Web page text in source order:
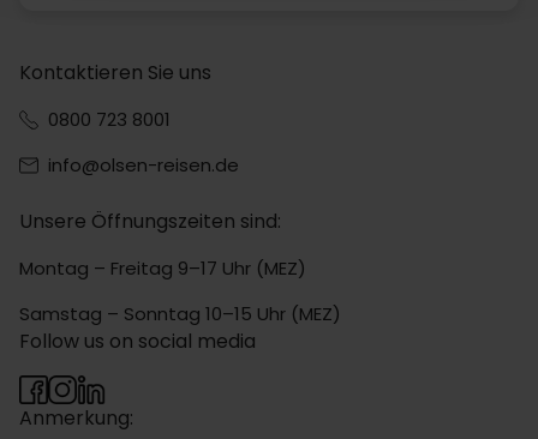
Kontaktieren Sie uns
0800 723 8001
info@olsen-reisen.de
Unsere Öffnungszeiten sind:
Montag – Freitag 9–17 Uhr (MEZ)
Samstag – Sonntag 10–15 Uhr (MEZ)
Anmerkung:
Follow us on social media